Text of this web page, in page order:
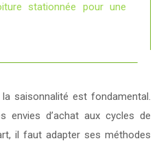
stationnée pour une
saisonnalité est fondamental.
envies d’achat aux cycles de
il faut adapter ses méthodes